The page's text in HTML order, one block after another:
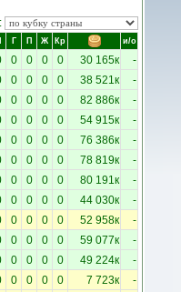
Г П Ж Кр и/о
0 0 0 0 30 165к -
0 0 0 0 38 521к -
0 0 0 0 82 886к -
0 0 0 0 54 915к -
0 0 0 0 76 386к -
0 0 0 0 78 819к -
0 0 0 0 80 191к -
0 0 0 0 44 030к -
0 0 0 0 52 958к -
0 0 0 0 59 077к -
0 0 0 0 49 224к -
0 0 0 0 7 723к -